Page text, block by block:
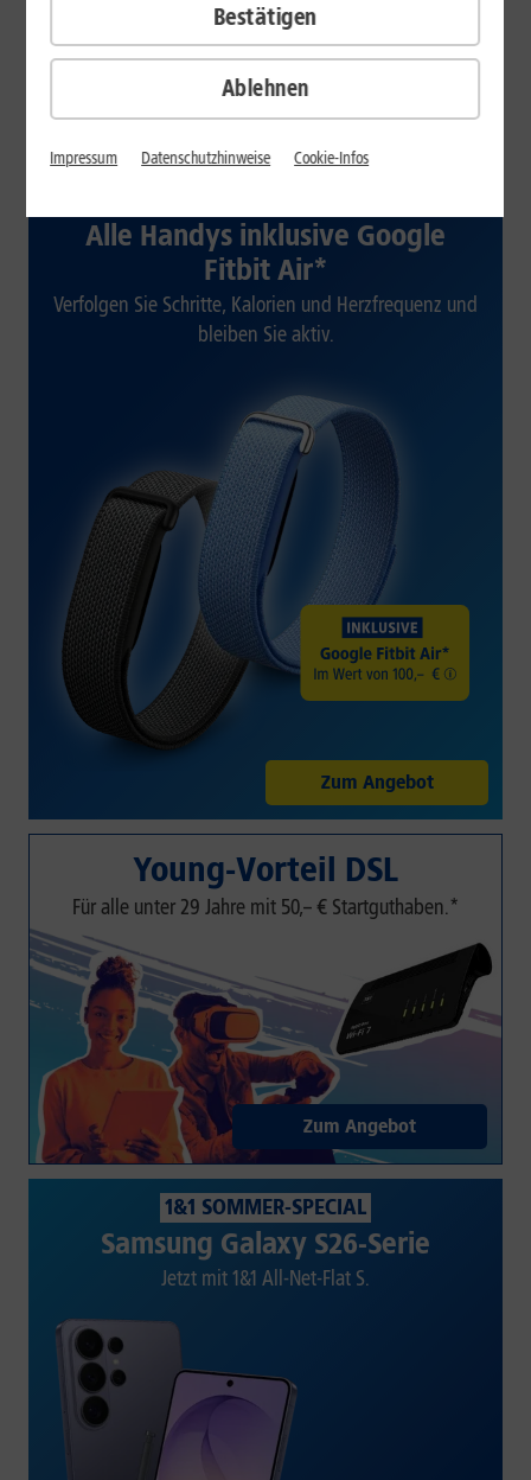
ab 29,99
€/Monat*
Verfügbarkeit prüfen
Alle Handys inklusive Google
Fitbit Air*
Verfolgen Sie Schritte, Kalorien und Herzfrequenz und
bleiben Sie aktiv.
Zum Angebot
Young-Vorteil DSL
Für alle unter 29 Jahre mit 50,– € Startguthaben.*
Zum Angebot
1&1 SOMMER-SPECIAL
Samsung Galaxy S26-Serie
Jetzt mit 1&1 All-Net-Flat S.
Ablehnen
Bestätigen
Impressum Datenschutzhinweise Cookie-Infos